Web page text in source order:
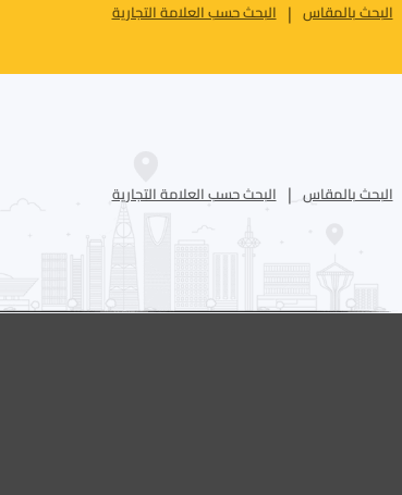
البحث بالمقاس البحث حسب العلامة التجارية
البحث بالمقاس البحث حسب العلامة التجارية